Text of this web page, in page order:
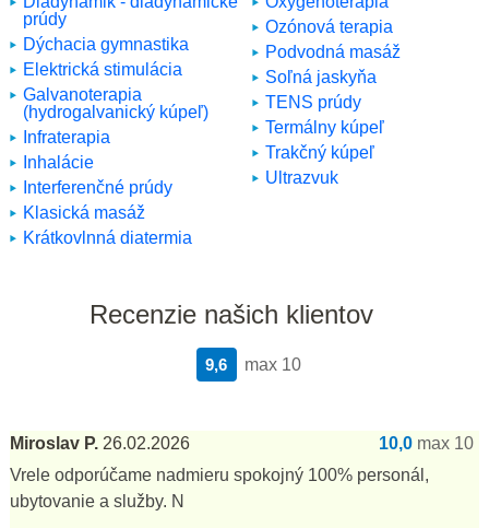
prúdy
Dýchacia gymnastika
Elektrická stimulácia
Galvanoterapia
(hydrogalvanický kúpeľ)
Infraterapia
Inhalácie
Interferenčné prúdy
Klasická masáž
Krátkovlnná diatermia
Ozónová terapia
Podvodná masáž
Soľná jaskyňa
TENS prúdy
Termálny kúpeľ
Trakčný kúpeľ
Ultrazvuk
Recenzie našich klientov
max 10
9,6
Miroslav P. 26.02.2026 10,0 max 10
Vrele odporúčame nadmieru spokojný 100% personál,
ubytovanie a služby. N